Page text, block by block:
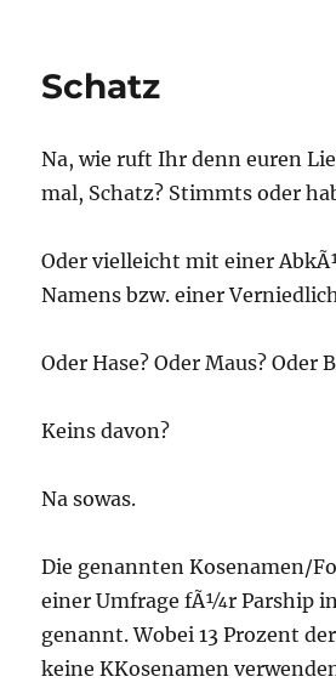
Schatz
Na, wie ruft Ihr denn euren
mal, Schatz? Stimmts oder
Oder vielleicht mit einer
Namens bzw. einer
Oder Hase? Oder Maus? Oder
Keins davon?
Na sowas.
Die genannten Kosenamen/
einer Umfrage fÃ¼r Parship
genannt. Wobei 13 Prozent
keine KKosenamen